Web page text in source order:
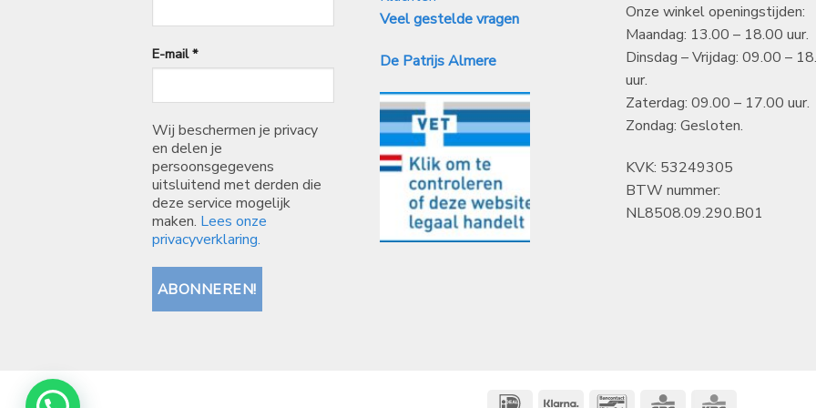
E-mail*
Wij beschermen je privacy
en delen je
persoonsgegevens
uitsluitend met derden die
deze service mogelijk
maken. Lees onze
privacyverklaring.
Veel gestelde vragen
De Patrijs Almere
Onze winkel openingstijden:
Maandag: 13.00 – 18.00 uur.
Dinsdag – Vrijdag: 09.00 –
uur.
Zaterdag: 09.00 – 17.00 uur.
Zondag: Gesloten.
KVK: 53249305
BTW nummer:
NL8508.09.290.B01
IDeal Klarna BancontactCBC